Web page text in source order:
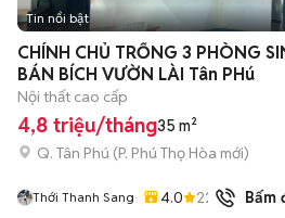
Tin nổi bật
CHÍNH CHỦ TRỐNG 3 PHÒNG
BÁN BÍCH VƯỜN LÀI Tân PHú
Nội thất cao cấp
4,8 triệu/tháng35 m²
Q. Tân Phú (P. Phú Thọ Hòa mới)
Thới Thanh Sang 4.0 22 đã bánBấm